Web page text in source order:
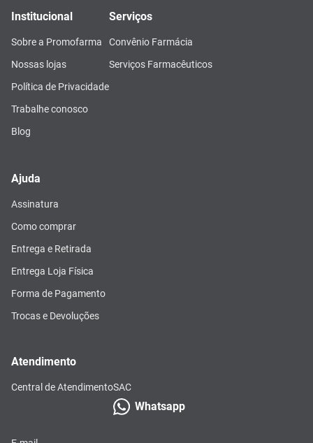
Institucional
Sobre a Promofarma
Nossas lojas
Política de Privacidade
Trabalhe conosco
Blog
Serviços
Convênio Farmácia
Serviços Farmacêuticos
Ajuda
Assinatura
Como comprar
Entrega e Retirada
Entrega Loja Física
Forma de Pagamento
Trocas e Devoluções
Atendimento
Central de AtendimentoSAC
Whatsapp